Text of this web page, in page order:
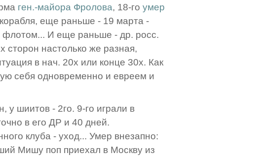
ген.-майора Фролова, 18-го умер
еще раньше - 19 марта -
И еще раньше - др. росс.
сторон настолько же разная,
в нач. 20х или конце 30х. Как
себя одновременно и евреем и
у шиитов - 2го. 9-го играли в
в его ДР и 40 дней.
клуба - уход... Умер внезапно:
Мишу поп приехал в Москву из